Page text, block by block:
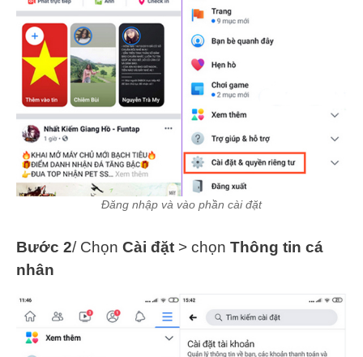
Đăng nhập và vào phần cài đặt
Bước 2/ Chọn Cài đặt > chọn Thông tin cá
nhân